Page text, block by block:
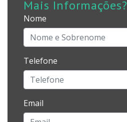
Mais Informações?
Nome
Telefone
Email